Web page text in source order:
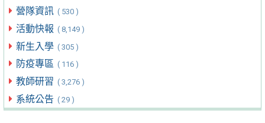
營隊資訊 ( 530 )
活動快報 ( 8,149 )
新生入學 ( 305 )
防疫專區 ( 116 )
教師研習 ( 3,276 )
系統公告 ( 29 )